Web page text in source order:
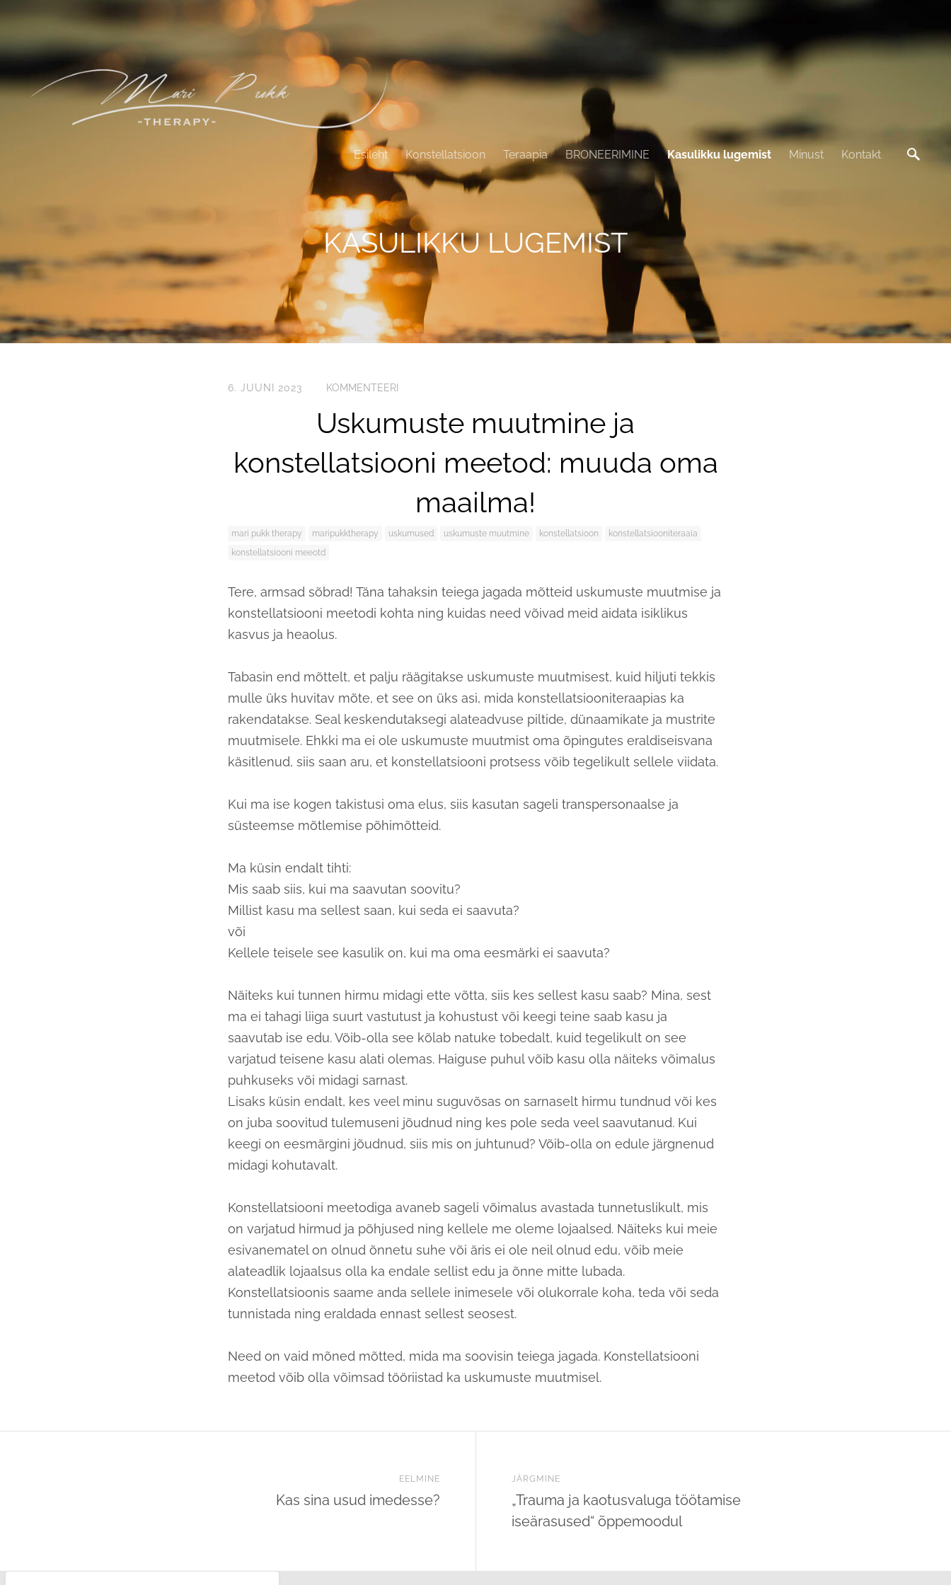
Esileht Konstellatsioon Teraapia BRONEERIMINE Kasulikku lugemist Minust Kontakt
KASULIKKU LUGEMIST
6. JUUNI 2023 KOMMENTEERI
Uskumuste muutmine ja
konstellatsiooni meetod: muuda oma
maailma!
mari pukk therapy maripukktherapy uskumused uskumuste muutmine konstellatsioon
konstellatsiooniteraaia
konstellatsiooni meeotd
Tere, armsad sõbrad! Täna tahaksin teiega jagada mõtteid uskumuste muutmise ja
konstellatsiooni meetodi kohta ning kuidas need võivad meid aidata isiklikus
kasvus ja heaolus.
Tabasin end mõttelt, et palju räägitakse uskumuste muutmisest, kuid hiljuti tekkis
mulle üks huvitav mõte, et see on üks asi, mida konstellatsiooniteraapias ka
rakendatakse. Seal keskendutaksegi alateadvuse piltide, dünaamikate ja mustrite
muutmisele. Ehkki ma ei ole uskumuste muutmist oma õpingutes eraldiseisvana
käsitlenud, siis saan aru, et konstellatsiooni protsess võib tegelikult sellele viidata.
Kui ma ise kogen takistusi oma elus, siis kasutan sageli transpersonaalse ja
süsteemse mõtlemise põhimõtteid.
Ma küsin endalt tihti:
Mis saab siis, kui ma saavutan soovitu?
Millist kasu ma sellest saan, kui seda ei saavuta?
või
Kellele teisele see kasulik on, kui ma oma eesmärki ei saavuta?
Näiteks kui tunnen hirmu midagi ette võtta, siis kes sellest kasu saab? Mina, sest
ma ei tahagi liiga suurt vastutust ja kohustust või keegi teine saab kasu ja
saavutab ise edu. Võib-olla see kõlab natuke tobedalt, kuid tegelikult on see
varjatud teisene kasu alati olemas. Haiguse puhul võib kasu olla näiteks võimalus
puhkuseks või midagi sarnast.
Lisaks küsin endalt, kes veel minu suguvõsas on sarnaselt hirmu tundnud või kes
on juba soovitud tulemuseni jõudnud ning kes pole seda veel saavutanud. Kui
keegi on eesmärgini jõudnud, siis mis on juhtunud? Võib-olla on edule järgnenud
midagi kohutavalt.
Konstellatsiooni meetodiga avaneb sageli võimalus avastada tunnetuslikult, mis
on varjatud hirmud ja põhjused ning kellele me oleme lojaalsed. Näiteks kui meie
esivanematel on olnud õnnetu suhe või äris ei ole neil olnud edu, võib meie
alateadlik lojaalsus olla ka endale sellist edu ja õnne mitte lubada.
Konstellatsioonis saame anda sellele inimesele või olukorrale koha, teda või seda
tunnistada ning eraldada ennast sellest seosest.
Need on vaid mõned mõtted, mida ma soovisin teiega jagada. Konstellatsiooni
meetod võib olla võimsad tööriistad ka uskumuste muutmisel.
EELMINE
Kas sina usud imedesse?
JÄRGMINE
„Trauma ja kaotusvaluga töötamise
iseärasused“ õppemoodul